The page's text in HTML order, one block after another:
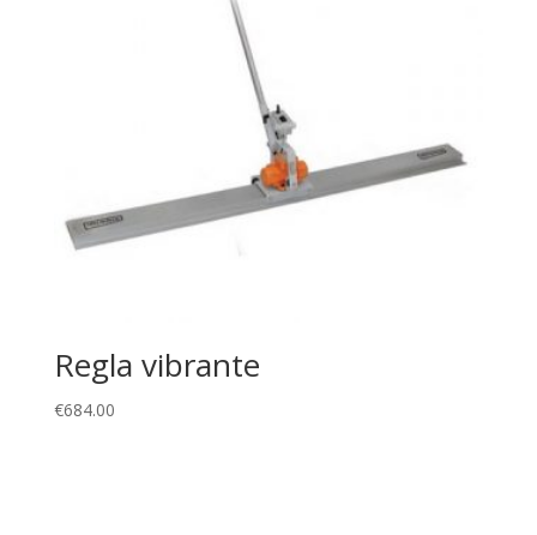
Regla vibrante
€684.00